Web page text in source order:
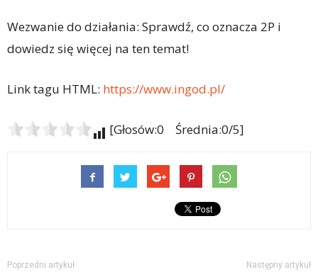
Wezwanie do działania: Sprawdź, co oznacza 2P i
dowiedz się więcej na ten temat!
Link tagu HTML: https://www.ingod.pl/
[Głosów:0 Średnia:0/5]
Poprzedni artykuł Następny artykuł